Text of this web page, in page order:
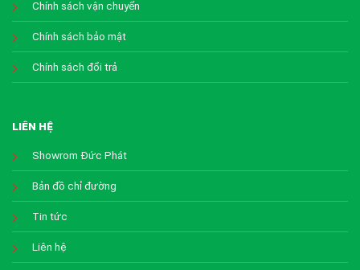
Chính sách vận chuyển
Chính sách bảo mật
Chính sách đổi trả
LIÊN HỆ
Showrom Đức Phát
Bản đồ chỉ đường
Tin tức
Liên hệ